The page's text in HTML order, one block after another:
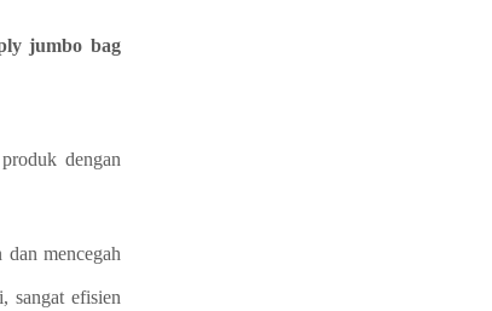
jumbo bag
dengan
mencegah
sangat efisien